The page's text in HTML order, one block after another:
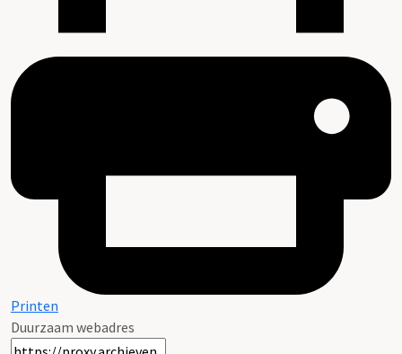
Printen
Duurzaam webadres